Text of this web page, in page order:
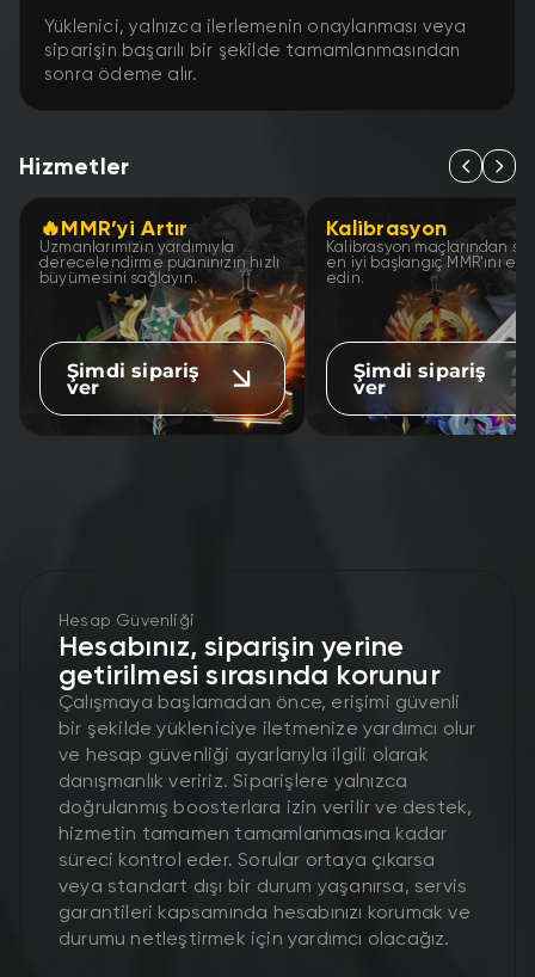
Yüklenici, yalnızca ilerlemenin onaylanması veya
siparişin başarılı bir şekilde tamamlanmasından
sonra ödeme alır.
Hizmetler
🔥MMR’yi Artır
Uzmanlarımızın yardımıyla
derecelendirme puanınızın hızlı
büyümesini sağlayın.
Şimdi sipariş
ver
Kalibrasyon
Kalibrasyon maçlarından
en iyi başlangıç MMR’ını
edin.
Şimdi sipariş
ver
Hesap Güvenliği
Hesabınız, siparişin yerine
getirilmesi sırasında korunur
Çalışmaya başlamadan önce, erişimi güvenli
bir şekilde yükleniciye iletmenize yardımcı olur
ve hesap güvenliği ayarlarıyla ilgili olarak
danışmanlık veririz. Siparişlere yalnızca
doğrulanmış boosterlara izin verilir ve destek,
hizmetin tamamen tamamlanmasına kadar
süreci kontrol eder. Sorular ortaya çıkarsa
veya standart dışı bir durum yaşanırsa, servis
garantileri kapsamında hesabınızı korumak ve
durumu netleştirmek için yardımcı olacağız.